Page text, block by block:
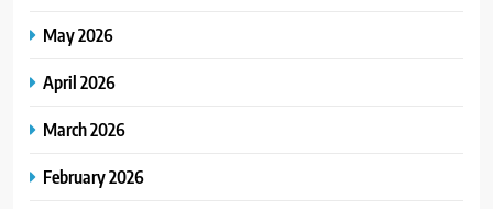
May 2026
April 2026
March 2026
February 2026